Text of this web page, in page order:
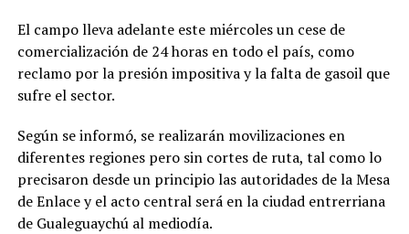
El campo lleva adelante este miércoles un cese de
comercialización de 24 horas en todo el país, como
reclamo por la presión impositiva y la falta de gasoil que
sufre el sector.
Según se informó, se realizarán movilizaciones en
diferentes regiones pero sin cortes de ruta, tal como lo
precisaron desde un principio las autoridades de la Mesa
de Enlace y el acto central será en la ciudad entrerriana
de Gualeguaychú al mediodía.